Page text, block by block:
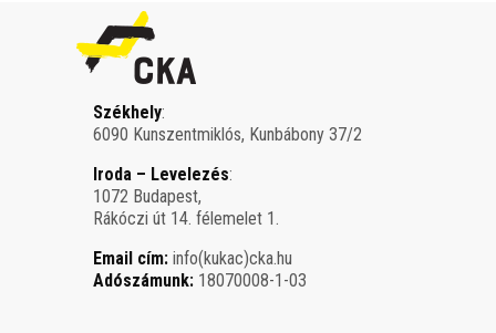
Székhely:
6090 Kunszentmiklós, Kunbábony 37/2
Iroda – Levelezés:
1072 Budapest,
Rákóczi út 14. félemelet 1.
Email cím: info(kukac)cka.hu
Adószámunk: 18070008-1-03